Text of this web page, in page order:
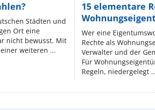
Städten und
Ort eine
nicht bewusst. Mit
weiteren ...
15 elementare
Wer eine
Rechte als
Verwalter und der
Für
Regeln, niedergelegt